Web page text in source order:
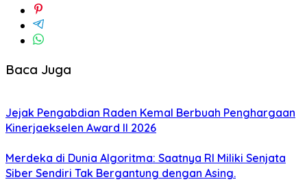
Baca Juga
Jejak Pengabdian Raden Kemal Berbuah Penghargaan
Kinerjaekselen Award II 2026
Merdeka di Dunia Algoritma: Saatnya RI Miliki Senjata
Siber Sendiri Tak Bergantung dengan Asing.